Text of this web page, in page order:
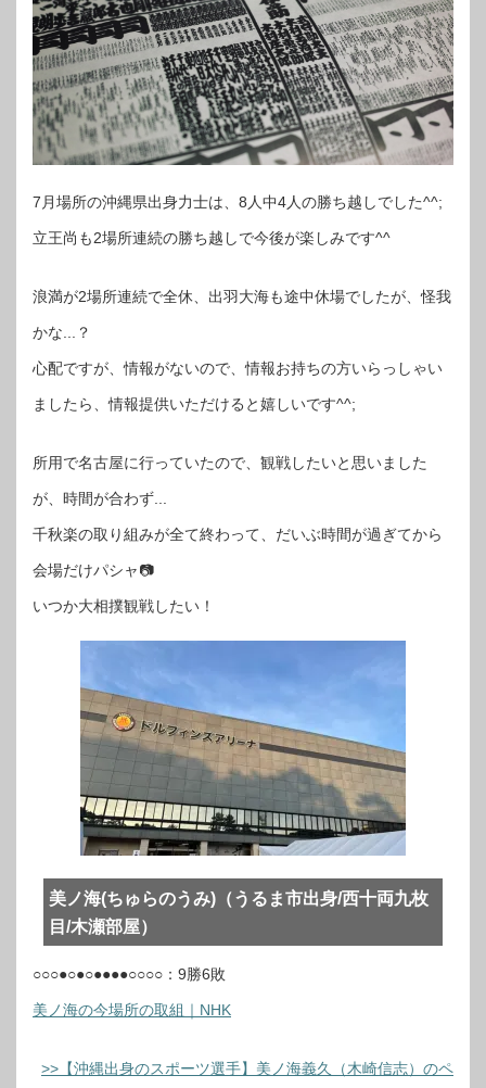
7月場所の沖縄県出身力士は、8人中4人の勝ち越しでした^^;
立王尚も2場所連続の勝ち越しで今後が楽しみです^^
浪満が2場所連続で全休、出羽大海も途中休場でしたが、怪我
かな...？
心配ですが、情報がないので、情報お持ちの方いらっしゃい
ましたら、情報提供いただけると嬉しいです^^;
所用で名古屋に行っていたので、観戦したいと思いました
が、時間が合わず...
千秋楽の取り組みが全て終わって、だいぶ時間が過ぎてから
会場だけパシャ📷
いつか大相撲観戦したい！
美ノ海(ちゅらのうみ)（うるま市出身/西十両九枚
目/木瀬部屋）
○○○●○●○●●●●○○○○：9勝6敗
美ノ海の今場所の取組｜NHK
>>【沖縄出身のスポーツ選手】美ノ海義久（木崎信志）のペ